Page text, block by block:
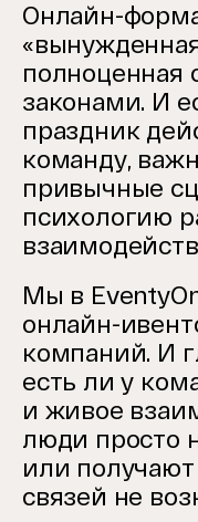
Онлайн-
полноценная
законами. И
праздник
команду,
привычные
психологию
Мы в
онлайн-
компаний. И
есть ли у
и живое
люди просто
или
связей не